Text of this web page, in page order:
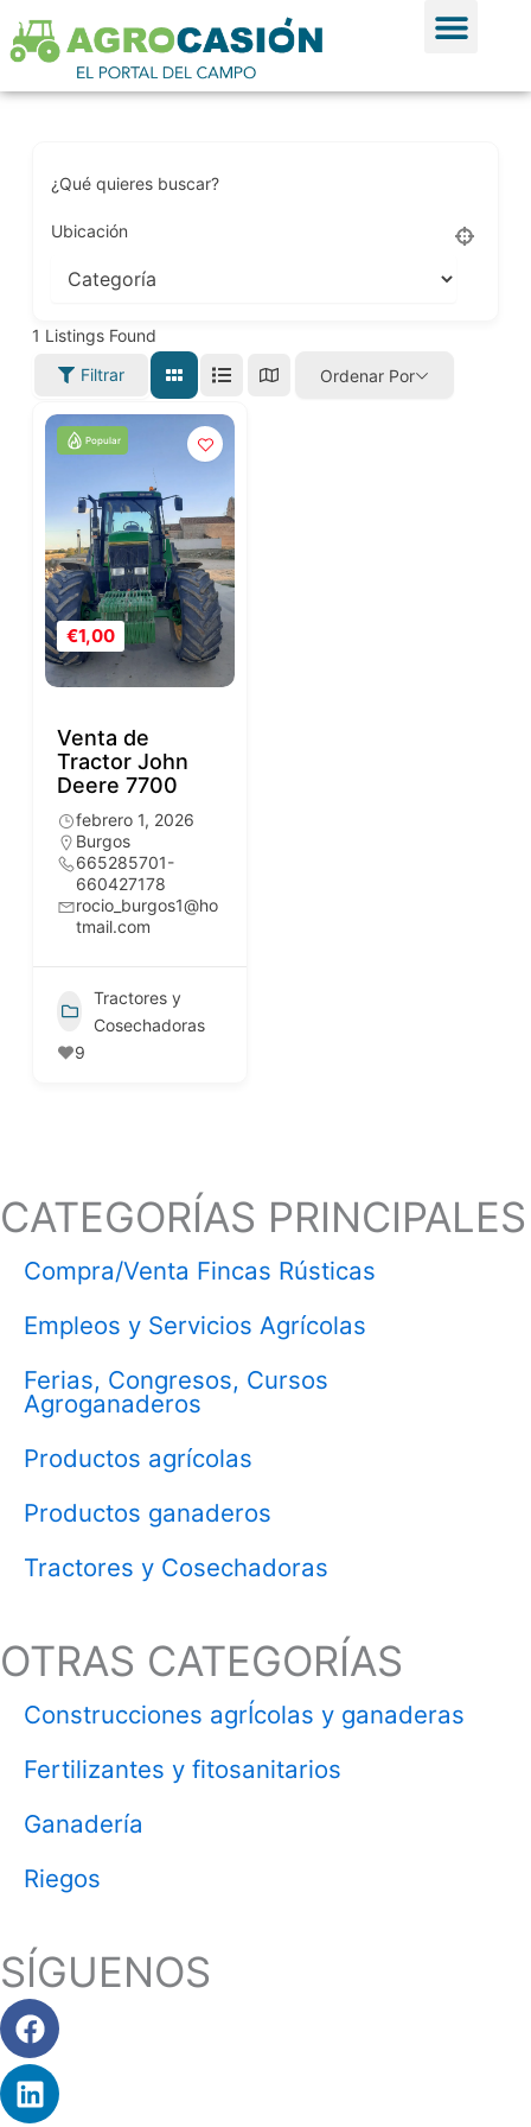
¿Qué quieres buscar?
Ubicación
1 Listings Found
Filtrar
Ordenar Por
Popular
€1,00
Venta de
Tractor John
Deere 7700
febrero 1, 2026
Burgos
665285701-
660427178
rocio_burgos1@ho
tmail.com
Tractores y
Cosechadoras
9
CATEGORÍAS PRINCIPALES
Compra/Venta Fincas Rústicas
Empleos y Servicios Agrícolas
Ferias, Congresos, Cursos
Agroganaderos
Productos agrícolas
Productos ganaderos
Tractores y Cosechadoras
OTRAS CATEGORÍAS
Construcciones agrÍcolas y ganaderas
Fertilizantes y fitosanitarios
Ganadería
Riegos
SÍGUENOS
Facebook
Linkedin
Instagram